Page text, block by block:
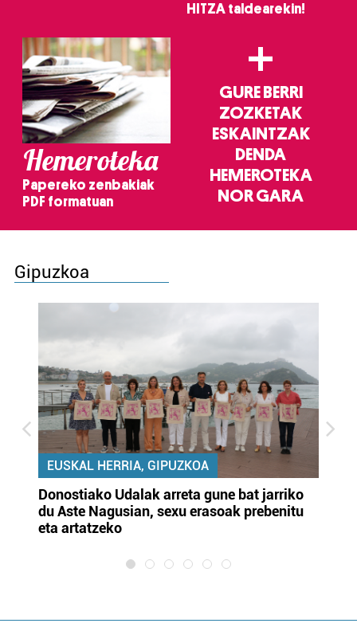
HITZA taldearekin!
Hemeroteka
Papereko zenbakiak
PDF formatuan
+
GURE BERRI
ZOZKETAK
ESKAINTZAK
DENDA
HEMEROTEKA
NOR GARA
Gipuzkoa
EUSKAL HERRIA, GIPUZKOA
Donostiako Udalak arreta gune bat jarriko
du Aste Nagusian, sexu erasoak prebenitu
eta artatzeko